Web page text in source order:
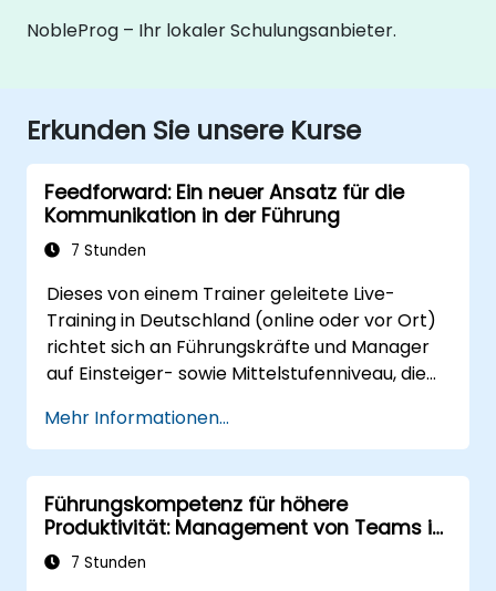
NobleProg – Ihr lokaler Schulungsanbieter.
Erkunden Sie unsere Kurse
Feedforward: Ein neuer Ansatz für die
Kommunikation in der Führung
7 Stunden
Dieses von einem Trainer geleitete Live-
Training in Deutschland (online oder vor Ort)
richtet sich an Führungskräfte und Manager
auf Einsteiger- sowie Mittelstufenniveau, die
Teambindung, Coaching sowie Gespräche
über Leistung zu verbessern.
Mehr Informationen...
Führungskompetenz für höhere
Produktivität: Management von Teams in
der Elektroinstallation
7 Stunden